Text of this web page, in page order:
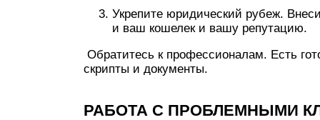
Укрепите юридический рубеж.
и ваш кошелек и вашу репутацию.
Обратитесь к профессионалам. Есть
скрипты и документы.
РАБОТА С ПРОБЛЕМНЫМИ